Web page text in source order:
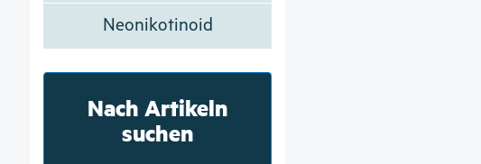
Neonikotinoid
Nach Artikeln
suchen